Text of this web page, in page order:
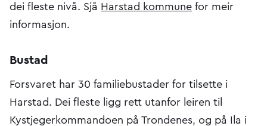
dei fleste nivå. Sjå Harstad kommune for meir
informasjon.
Bustad
Forsvaret har 30 familiebustader for tilsette i
Harstad. Dei fleste ligg rett utanfor leiren til
Kystjegerkommandoen på Trondenes, og på Ila i